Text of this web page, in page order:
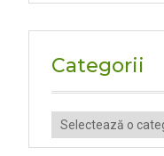
Categorii
Categorii